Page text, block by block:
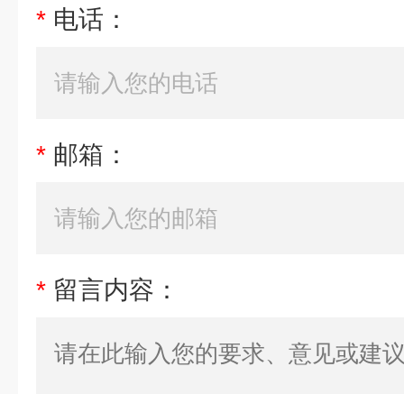
* 电话：
* 邮箱：
* 留言内容：